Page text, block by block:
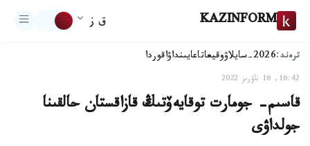
KAZINFORM ق ز
ترەند:2026-سايلاۋ وقيعاتاعايىنداۋاقوردا
16:42, 16 ناۋرىز 2022
قاسىم- جومارت توقايەۆتىڭ قازاقستان حالقىنا
جولداۋى